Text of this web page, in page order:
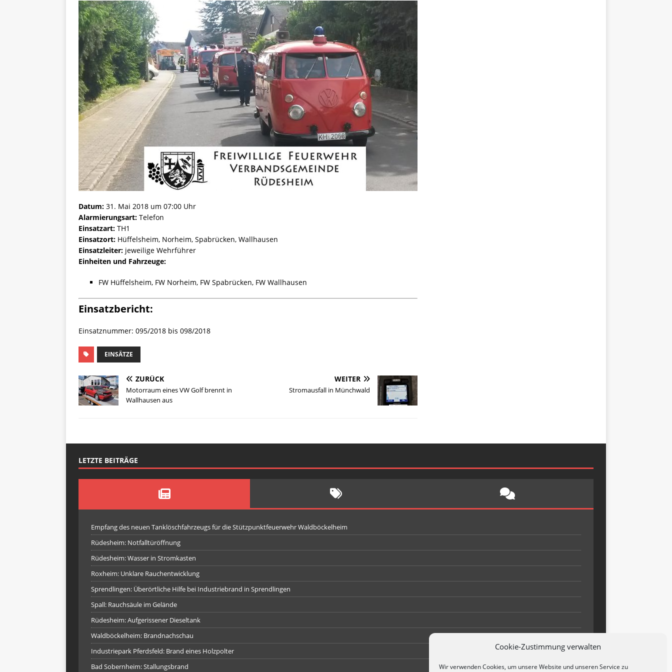
Cookie-Zustimmung verwalten
Wir verwenden Cookies, um unsere Website und unseren Service zu
Datum: 31. Mai 2018 um 07:00 Uhr
Alarmierungsart: Telefon
Einsatzart: TH1
Einsatzort: Hüffelsheim, Norheim, Spabrücken, Wallhausen
Einsatzleiter: jeweilige Wehrführer
Einheiten und Fahrzeuge:
FW Hüffelsheim, FW Norheim, FW Spabrücken, FW Wallhausen
Einsatzbericht:
Einsatznummer: 095/2018 bis 098/2018
EINSÄTZE
ZURÜCK
Motorraum eines VW Golf brennt in
Wallhausen aus
WEITER
Stromausfall in Münchwald
LETZTE BEITRÄGE
Empfang des neuen Tanklöschfahrzeugs für die Stützpunktfeuerwehr Waldböckelheim
Rüdesheim: Notfalltüröffnung
Rüdesheim: Wasser in Stromkasten
Roxheim: Unklare Rauchentwicklung
Sprendlingen: Überörtliche Hilfe bei Industriebrand in Sprendlingen
Spall: Rauchsäule im Gelände
Rüdesheim: Aufgerissener Dieseltank
Waldböckelheim: Brandnachschau
Industriepark Pferdsfeld: Brand eines Holzpolter
Bad Sobernheim: Stallungsbrand